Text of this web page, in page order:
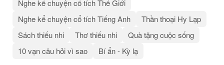
Nghe kể chuyện cổ tích Thế Giới
Nghe kể chuyện cổ tích Tiếng Anh
Thần thoại Hy Lạp
Sách thiếu nhi
Thơ thiếu nhi
Quà tặng cuộc sống
10 vạn câu hỏi vì sao
Bí ẩn - Kỳ lạ